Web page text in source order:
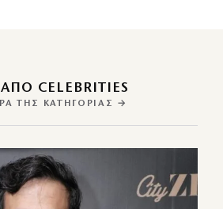
CELEBRITIES
ΤΗΣ ΚΑΤΗΓΟΡΊΑΣ →